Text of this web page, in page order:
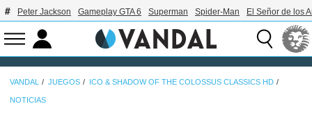
Peter Jackson Gameplay GTA 6 Superman Spider-Man El Señor de los
VANDAL JUEGOS ICO & SHADOW OF THE COLOSSUS CLASSICS HD
NOTICIAS